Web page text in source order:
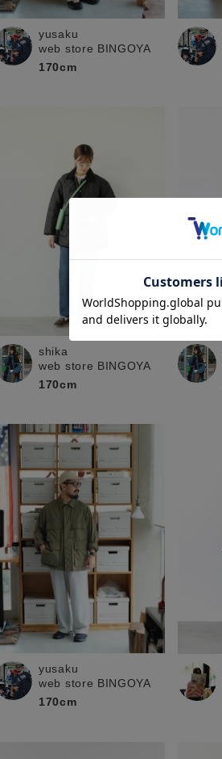
yusaku
web store BINGOYA
170cm
shika
web store BINGOYA
170cm
yusaku
web store BINGOYA
170cm